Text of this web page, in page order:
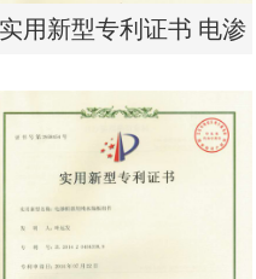
实用新型专利证书 电渗
实用新型专利证书 电渗